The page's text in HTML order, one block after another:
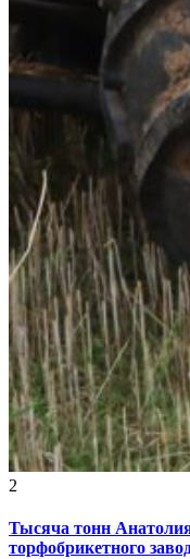
2
Тысяча тонн
торфобрикетного